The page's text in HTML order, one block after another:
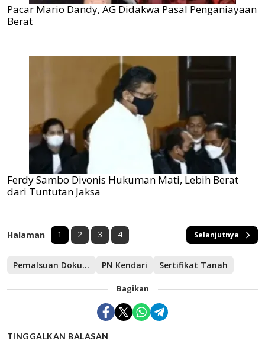
Pacar Mario Dandy, AG Didakwa Pasal Penganiayaan
Berat
Ferdy Sambo Divonis Hukuman Mati, Lebih Berat
dari Tuntutan Jaksa
Halaman 1 2 3 4 Selanjutnya
Pemalsuan Dokumen PN Kendari Sertifikat Tanah
Bagikan
TINGGALKAN BALASAN